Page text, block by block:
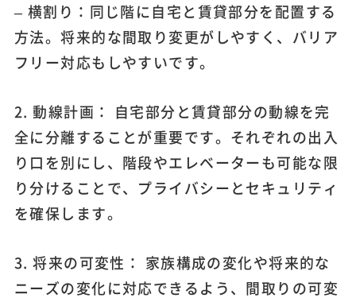
– 横割り：同じ階に自宅と賃貸部分を配置する
方法。将来的な間取り変更がしやすく、バリア
フリー対応もしやすいです。
2. 動線計画： 自宅部分と賃貸部分の動線を完
全に分離することが重要です。それぞれの出入
り口を別にし、階段やエレベーターも可能な限
り分けることで、プライバシーとセキュリティ
を確保します。
3. 将来の可変性： 家族構成の変化や将来的な
ニーズの変化に対応できるよう、間取りの可変